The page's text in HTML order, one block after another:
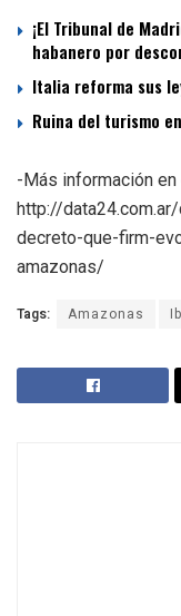
¡El Tribunal de
habanero por
Italia reforma sus
Ruina del turismo
-Más información en
http://
decreto-que-firm-
amazonas/
Tags: Amazonas